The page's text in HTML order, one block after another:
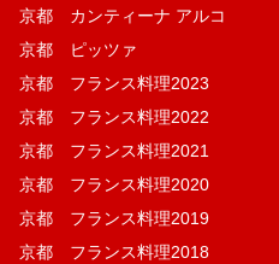
京都 カンティーナ アルコ
京都 ピッツァ
京都 フランス料理2023
京都 フランス料理2022
京都 フランス料理2021
京都 フランス料理2020
京都 フランス料理2019
京都 フランス料理2018